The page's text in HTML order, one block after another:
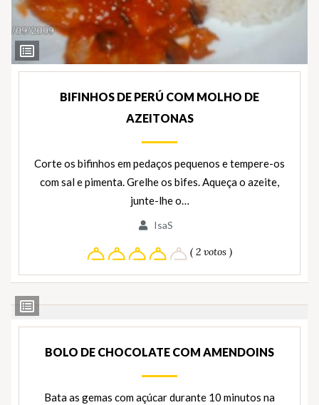
Ver
Ingredientes
BIFINHOS DE PERÚ COM MOLHO DE
AZEITONAS
Corte os bifinhos em pedaços pequenos e tempere-os
com sal e pimenta. Grelhe os bifes. Aqueça o azeite,
junte-lhe o…
IsaS
( 2 votos )
Ver
Ingredientes
BOLO DE CHOCOLATE COM AMENDOINS
Bata as gemas com açúcar durante 10 minutos na